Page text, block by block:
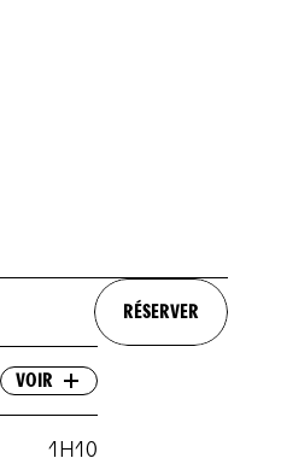
RÉSERVER
VOIR
1H10